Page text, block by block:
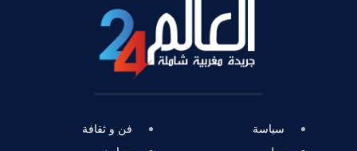
سياسة
فن و ثقافة